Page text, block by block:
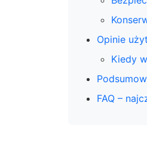
Opinie
Kiedy
FAQ –